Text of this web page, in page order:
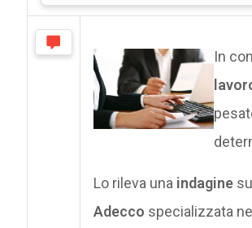
In
Lo rileva una indagine
Adecco specializzata